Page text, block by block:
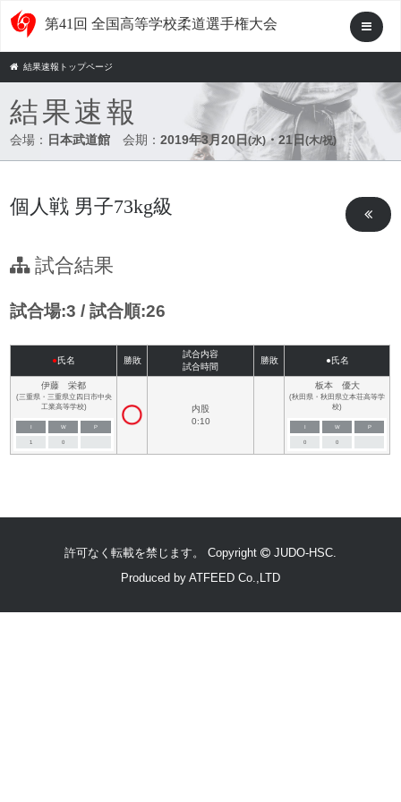
第41回 全国高等学校柔道選手権大会
結果速報トップページ
結果速報
会場： 日本武道館 会期：2019年3月20日(水)・21日(木/祝)
個人戦 男子73kg級
試合結果
試合場:3 / 試合順:26
●氏名 勝敗
試合内容
試合時間
勝敗 ●氏名
伊藤 栄都
(三重県・三重県立四日市中央
工業高等学校)
W P
1 0
内股
0:10
板本 優大
(秋田県・秋田県立本荘高等学
校)
W P
0 0
許可なく転載を禁じます。 Copyright
JUDO-HSC.
Produced by ATFEED Co.,LTD